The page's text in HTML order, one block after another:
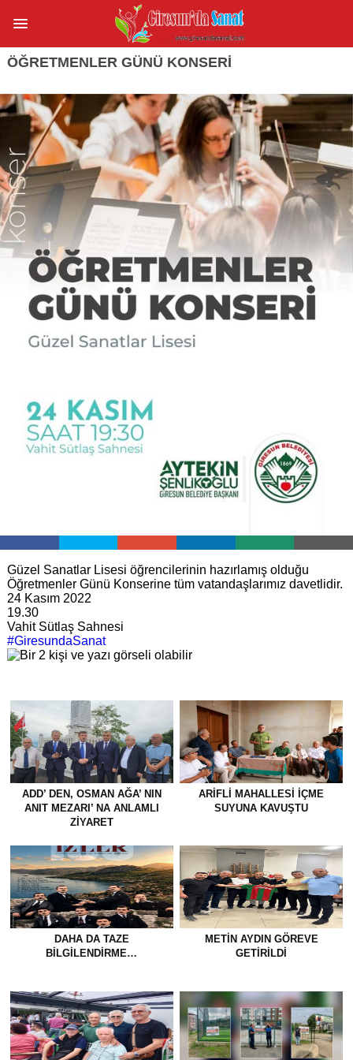
ÖĞRETMENLER GÜNÜ KONSERI
Güzel Sanatlar Lisesi öğrencilerinin hazırlamış olduğu
Öğretmenler Günü Konserine tüm vatandaşlarımız davetlidir.
24 Kasım 2022
19.30
Vahit Sütlaş Sahnesi
#GiresundaSanat
ADD’ DEN, OSMAN AĞA’ NIN
ANIT MEZARI’ NA ANLAMLI
ZİYARET
ARIFLI MAHALLESI İÇME
SUYUNA KAVUŞTU
DAHA DA TAZE
BİLGİLENDİRME…
METİN AYDIN GÖREVE
GETİRİLDİ